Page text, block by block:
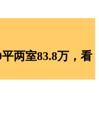
两室83.8万，看